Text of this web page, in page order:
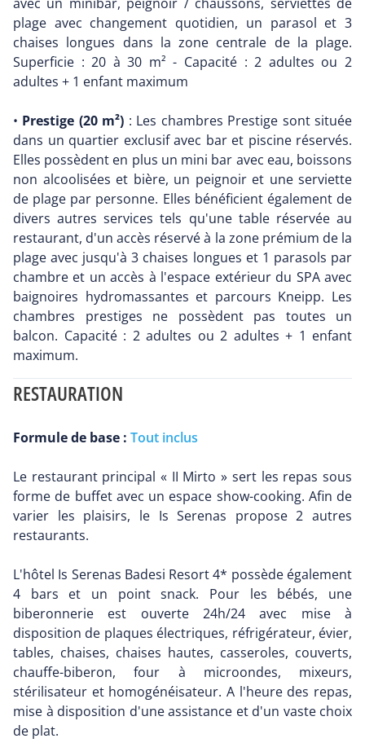
plage avec changement quotidien, un parasol et 3
chaises longues dans la zone centrale de la plage.
Superficie : 20 à 30 m² - Capacité : 2 adultes ou 2
adultes + 1 enfant maximum
• Prestige (20 m²) : Les chambres Prestige sont située
dans un quartier exclusif avec bar et piscine réservés.
Elles possèdent en plus un mini bar avec eau, boissons
non alcoolisées et bière, un peignoir et une serviette
de plage par personne. Elles bénéficient également de
divers autres services tels qu'une table réservée au
restaurant, d'un accès réservé à la zone prémium de la
plage avec jusqu'à 3 chaises longues et 1 parasols par
chambre et un accès à l'espace extérieur du SPA avec
baignoires hydromassantes et parcours Kneipp. Les
chambres prestiges ne possèdent pas toutes un
balcon. Capacité : 2 adultes ou 2 adultes + 1 enfant
maximum.
RESTAURATION
Formule de base : Tout inclus
Le restaurant principal « II Mirto » sert les repas sous
forme de buffet avec un espace show-cooking. Afin de
varier les plaisirs, le Is Serenas propose 2 autres
restaurants.
L'hôtel Is Serenas Badesi Resort 4* possède également
4 bars et un point snack. Pour les bébés, une
biberonnerie est ouverte 24h/24 avec mise à
disposition de plaques électriques, réfrigérateur, évier,
tables, chaises, chaises hautes, casseroles, couverts,
chauffe-biberon, four à microondes, mixeurs,
stérilisateur et homogénéisateur. A l'heure des repas,
mise à disposition d'une assistance et d'un vaste choix
de plat.